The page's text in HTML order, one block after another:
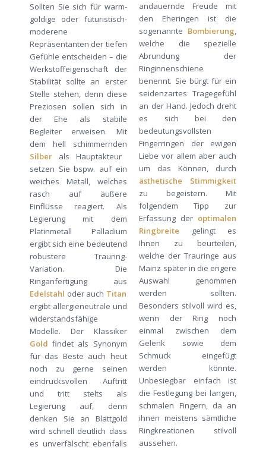
Sollten Sie sich für warm-
goldige oder futuristisch-
moderene
Repräsentanten der tiefen
Gefühle entscheiden – die
Werkstoffeigenschaft der
Stabilität sollte an erster
Stelle stehen, denn diese
Preziosen sollen sich in
der Ehe als stabile
Begleiter erweisen. Mit
dem hell schimmernden
Silber als Hauptakteur
setzen Sie bspw. auf ein
weiches Metall, welches
rasch auf äußere
Einflüsse reagiert. Als
Legierung mit dem
Platinmetall Palladium
ergibt sich eine bedeutend
robustere Trauring-
Variation. Die
Ringanfertigung aus
Edelstahl oder auch Titan
ergibt allergieneutrale und
widerstandsfähige
Modelle. Der Klassiker
Gold findet als Synonym
für das Beste auch heut
noch zu gerne seinen
eindrucksvollen Auftritt
und tritt stelts als
Legierung auf, denn
denken Sie an Blattgold
wird schnell deutlich dass
es unverfälscht ebenfalls
andauernde Freude mit
den Eheringen ist die
sogenannte Bombierung,
welche die spezielle
Abrundung der
Ringinnenschiene
benennt. Sie bürgt für ein
seidenzartes Tragegefühl
an der Hand. Jedoch dreht
es sich bei den
bedeutungsvollsten
Fingerringen der ewigen
Liebe vor allem aber auch
um das Können, durch
ästhetische Stimmigkeit
zu begeistern. Mit
folgendem Tipp zur
Erfassung der optimalen
Ringbreite gelingt es
Ihnen zu beurteilen,
welche der Trauringe aus
Mainz später in die engere
Auswahl genommen
werden sollten.
Besonders stilvoll wird es,
wenn der Ring noch
einmal zwischen dem
Gelenk sowie dem
Schmuck eingefügt
werden könnte.
Unbesiegbar einfach ist
die Festlegung bei langen,
schmalen Fingern, da an
ihnen meistens sämtliche
Ringkreationen stilvoll
aussehen.